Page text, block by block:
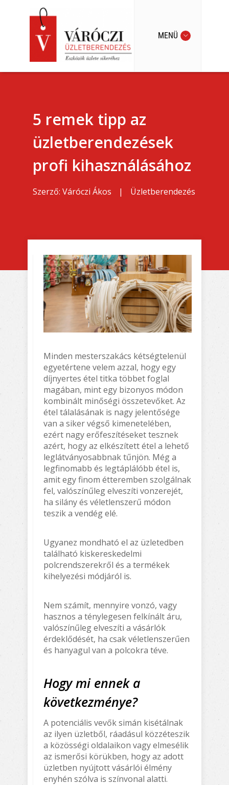
MENÜ
5 remek tipp az
üzletberendezések
profi kihasználásához
Szerző: Váróczi Ákos | Üzletberendezés
Minden mesterszakács kétségtelenül
egyetértene velem azzal, hogy egy
díjnyertes étel titka többet foglal
magában, mint egy bizonyos módon
kombinált minőségi összetevőket. Az
étel tálalásának is nagy jelentősége
van a siker végső kimenetelében,
ezért nagy erőfeszítéseket tesznek
azért, hogy az elkészített étel a lehető
leglátványosabbnak tűnjön. Még a
legfinomabb és legtáplálóbb étel is,
amit egy finom étteremben szolgálnak
fel, valószínűleg elveszíti vonzerejét,
ha silány és véletlenszerű módon
teszik a vendég elé.
Ugyanez mondható el az üzletedben
található kiskereskedelmi
polcrendszerekről és a termékek
kihelyezési módjáról is.
Nem számít, mennyire vonzó, vagy
hasznos a ténylegesen felkínált áru,
valószínűleg elveszíti a vásárlók
érdeklődését, ha csak véletlenszerűen
és hanyagul van a polcokra téve.
Hogy mi ennek a
következménye?
A potenciális vevők simán kisétálnak
az ilyen üzletből, ráadásul közzéteszik
a közösségi oldalaikon vagy elmesélik
az ismerősi körükben, hogy az adott
üzletben nyújtott vásárlói élmény
enyhén szólva is színvonal alatti.